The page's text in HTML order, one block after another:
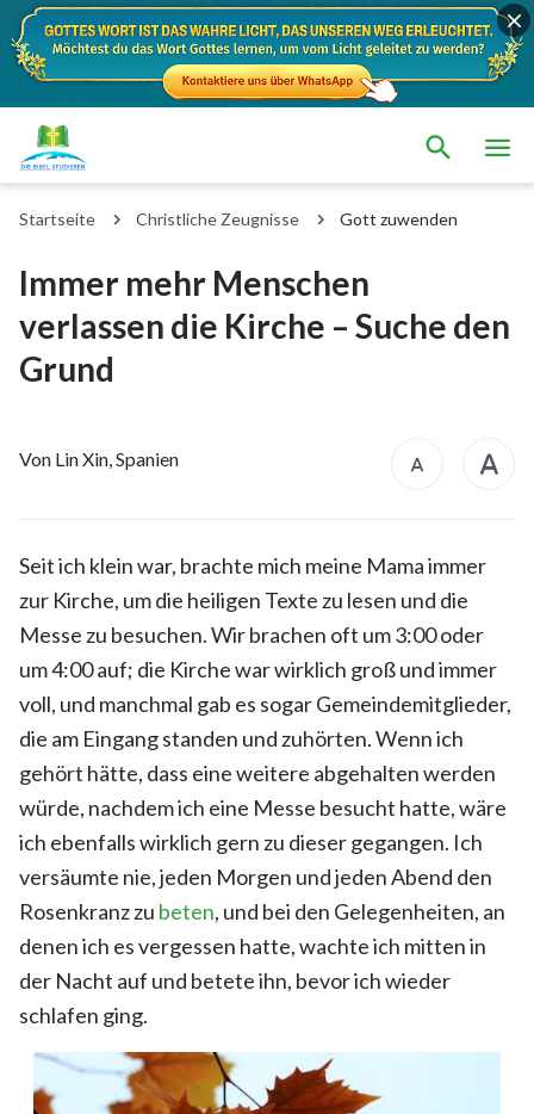
Startseite Christliche Zeugnisse Gott zuwenden
Immer mehr Menschen
verlassen die Kirche – Suche den
Grund
Von Lin Xin, Spanien
Seit ich klein war, brachte mich meine Mama immer
zur Kirche, um die heiligen Texte zu lesen und die
Messe zu besuchen. Wir brachen oft um 3:00 oder
um 4:00 auf; die Kirche war wirklich groß und immer
voll, und manchmal gab es sogar Gemeindemitglieder,
die am Eingang standen und zuhörten. Wenn ich
gehört hätte, dass eine weitere abgehalten werden
würde, nachdem ich eine Messe besucht hatte, wäre
ich ebenfalls wirklich gern zu dieser gegangen. Ich
versäumte nie, jeden Morgen und jeden Abend den
Rosenkranz zu beten, und bei den Gelegenheiten, an
denen ich es vergessen hatte, wachte ich mitten in
der Nacht auf und betete ihn, bevor ich wieder
schlafen ging.